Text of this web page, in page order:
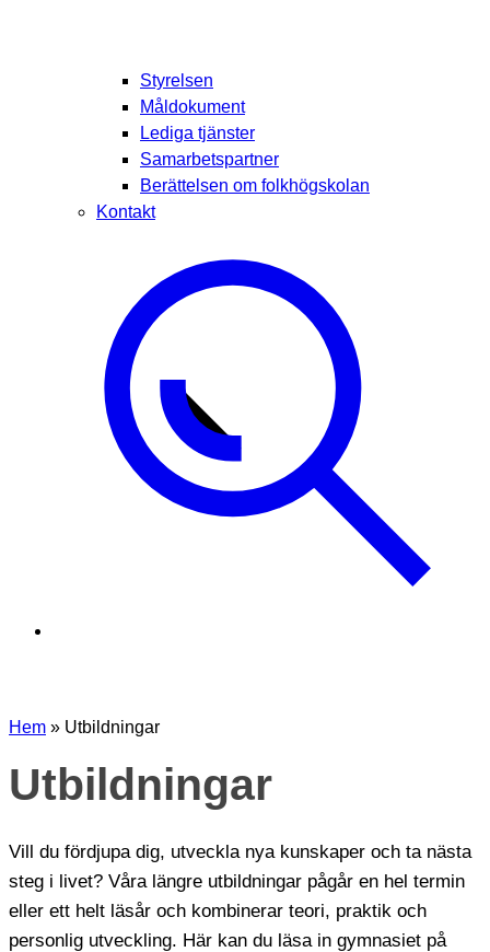
Styrelsen
Måldokument
Lediga tjänster
Samarbetspartner
Berättelsen om folkhögskolan
Kontakt
Hem » Utbildningar
Utbildningar
Vill du fördjupa dig, utveckla nya kunskaper och ta nästa
steg i livet? Våra längre utbildningar pågår en hel termin
eller ett helt läsår och kombinerar teori, praktik och
personlig utveckling. Här kan du läsa in gymnasiet på